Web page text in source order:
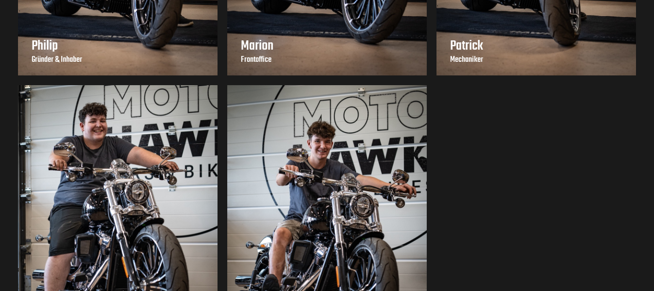
Philip
Gründer & Inhaber
+43 664 / 220 94 91|office@motohawk.at
Marion
Frontoffice
+43 664 / 220 94 91|office@motohawk.at
Patrick
Mechaniker